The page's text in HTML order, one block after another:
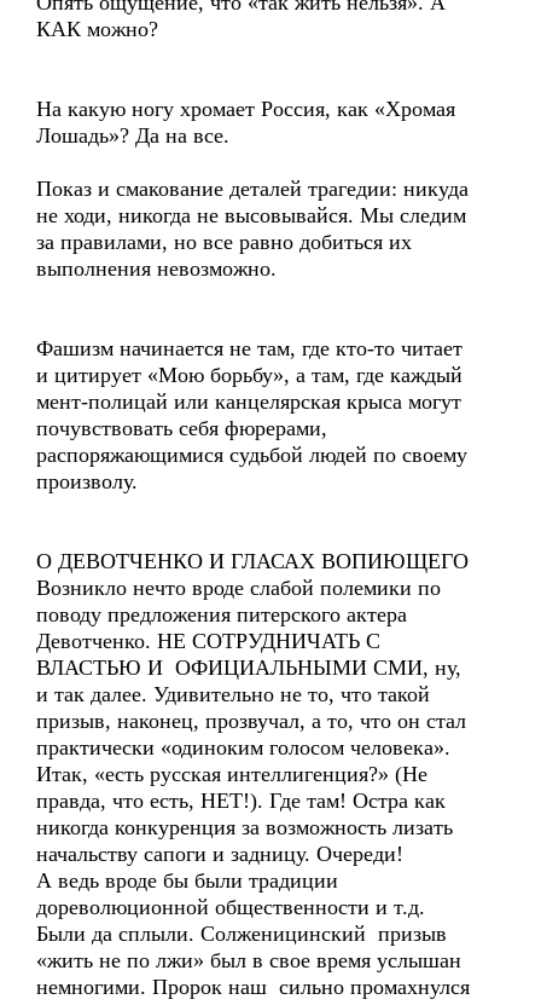
КАК можно?
На какую ногу хромает Россия, как «Хромая
Лошадь»? Да на все.
Показ и смакование деталей трагедии: никуда
не ходи, никогда не высовывайся. Мы следим
за правилами, но все равно добиться их
выполнения невозможно.
Фашизм начинается не там, где кто-то читает
и цитирует «Мою борьбу», а там, где каждый
мент-полицай или канцелярская крыса могут
почувствовать себя фюрерами,
распоряжающимися судьбой людей по своему
произволу.
О ДЕВОТЧЕНКО И ГЛАСАХ ВОПИЮЩЕГО
Возникло нечто вроде слабой полемики по
поводу предложения питерского актера
Девотченко. НЕ СОТРУДНИЧАТЬ С
ВЛАСТЬЮ И ОФИЦИАЛЬНЫМИ СМИ, ну,
и так далее. Удивительно не то, что такой
призыв, наконец, прозвучал, а то, что он стал
практически «одиноким голосом человека».
Итак, «есть русская интеллигенция?» (Не
правда, что есть, НЕТ!). Где там! Остра как
никогда конкуренция за возможность лизать
начальству сапоги и задницу. Очереди!
А ведь вроде бы были традиции
дореволюционной общественности и т.д.
Были да сплыли. Солженицинский призыв
«жить не по лжи» был в свое время услышан
немногими. Пророк наш сильно промахнулся